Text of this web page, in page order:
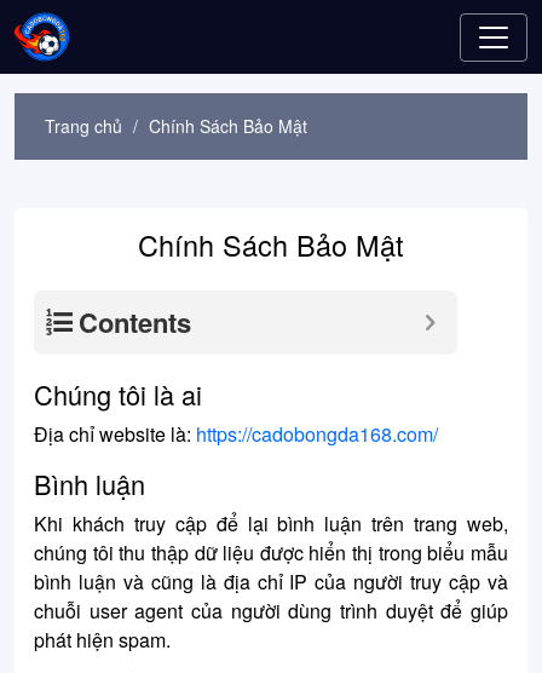
Trang chủ / Chính Sách Bảo Mật
Chính Sách Bảo Mật
Contents
Chúng tôi là ai
Địa chỉ website là: https://cadobongda168.com/
Bình luận
Khi khách truy cập để lại bình luận trên trang web,
chúng tôi thu thập dữ liệu được hiển thị trong biểu mẫu
bình luận và cũng là địa chỉ IP của người truy cập và
chuỗi user agent của người dùng trình duyệt để giúp
phát hiện spam.